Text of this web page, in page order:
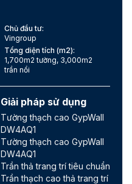
Chủ đầu tư:
Vingroup
Tổng diện tích (m2):
1,700m2 tường, 3,000m2
trần nổi
Giải pháp sử dụng
Tường thạch cao GypWall
DW4AQ1
Tường thạch cao GypWall
DW4AQ1
Trần thả trang trí tiêu chuẩn
Trần thạch cao thả trang trí